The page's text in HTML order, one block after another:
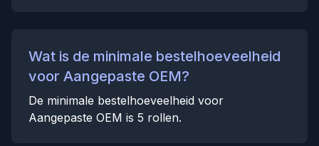
Wat is de minimale bestelhoeveelheid
voor Aangepaste OEM?
De minimale bestelhoeveelheid voor
Aangepaste OEM is 5 rollen.